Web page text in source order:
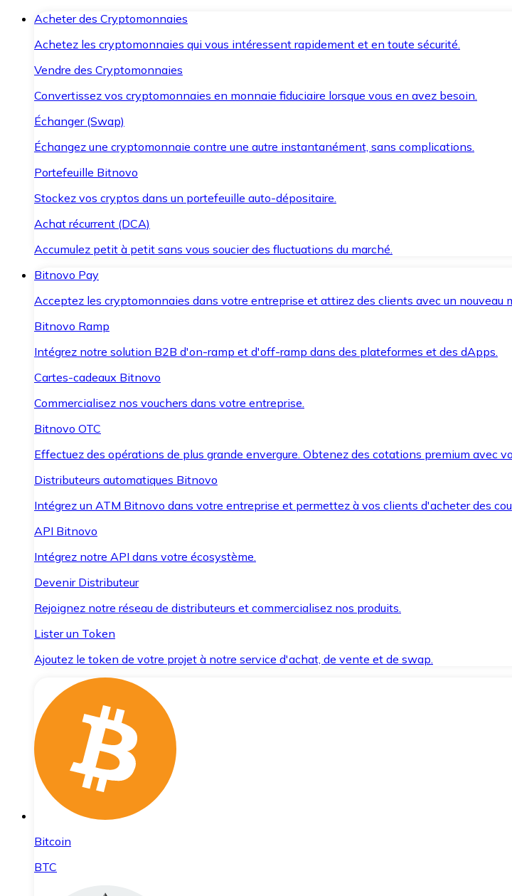
Acheter des Cryptomonnaies
Achetez les cryptomonnaies qui vous intéressent rapidement et en toute sécurité.
Vendre des Cryptomonnaies
Convertissez vos cryptomonnaies en monnaie fiduciaire lorsque vous en avez besoin.
Échanger (Swap)
Échangez une cryptomonnaie contre une autre instantanément, sans complications.
Portefeuille Bitnovo
Stockez vos cryptos dans un portefeuille auto-dépositaire.
Achat récurrent (DCA)
Accumulez petit à petit sans vous soucier des fluctuations du marché.
Bitnovo Pay
Acceptez les cryptomonnaies dans votre entreprise et attirez des clients avec un nouveau
Bitnovo Ramp
Intégrez notre solution B2B d'on-ramp et d'off-ramp dans des plateformes et des dApps.
Cartes-cadeaux Bitnovo
Commercialisez nos vouchers dans votre entreprise.
Bitnovo OTC
Effectuez des opérations de plus grande envergure. Obtenez des cotations premium avec
Distributeurs automatiques Bitnovo
Intégrez un ATM Bitnovo dans votre entreprise et permettez à vos clients d'acheter des
API Bitnovo
Intégrez notre API dans votre écosystème.
Devenir Distributeur
Rejoignez notre réseau de distributeurs et commercialisez nos produits.
Lister un Token
Ajoutez le token de votre projet à notre service d'achat, de vente et de swap.
Bitcoin
BTC